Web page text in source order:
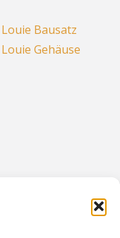
Bausatz
Gehäuse